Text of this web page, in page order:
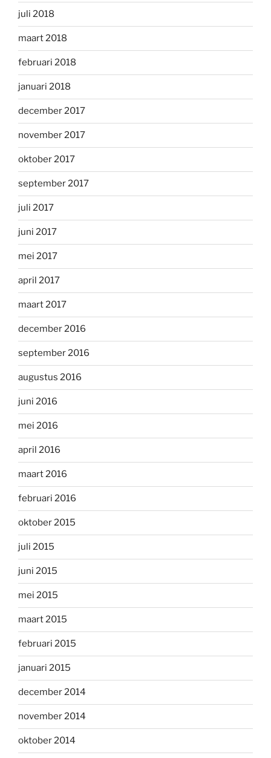
juli 2018
maart 2018
februari 2018
januari 2018
december 2017
november 2017
oktober 2017
september 2017
juli 2017
juni 2017
mei 2017
april 2017
maart 2017
december 2016
september 2016
augustus 2016
juni 2016
mei 2016
april 2016
maart 2016
februari 2016
oktober 2015
juli 2015
juni 2015
mei 2015
maart 2015
februari 2015
januari 2015
december 2014
november 2014
oktober 2014